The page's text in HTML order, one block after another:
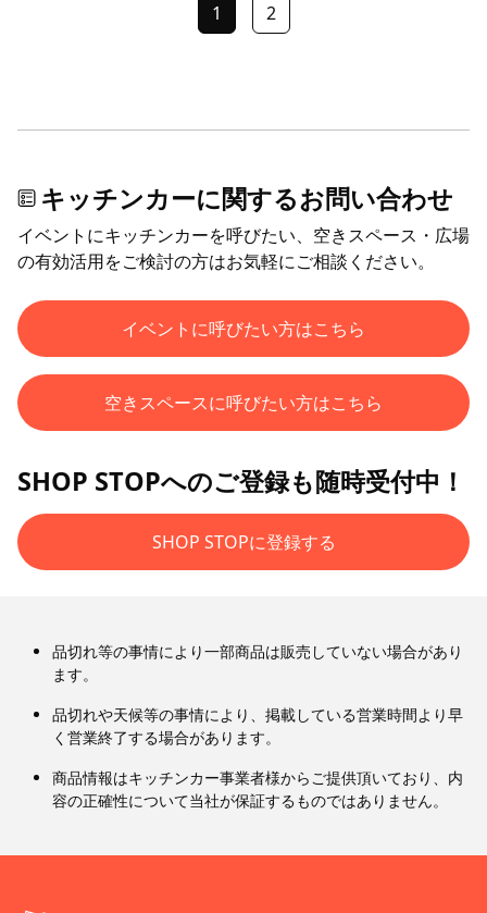
1 2
キッチンカーに関するお問い合わせ
イベントにキッチンカーを呼びたい、空きスペース・広場
の有効活用をご検討の方はお気軽にご相談ください。
イベントに呼びたい方はこちら
空きスペースに呼びたい方はこちら
SHOP STOPへのご登録も随時受付中！
SHOP STOPに登録する
品切れ等の事情により一部商品は販売していない場合があり
ます。
品切れや天候等の事情により、掲載している営業時間より早
く営業終了する場合があります。
商品情報はキッチンカー事業者様からご提供頂いており、内
容の正確性について当社が保証するものではありません。